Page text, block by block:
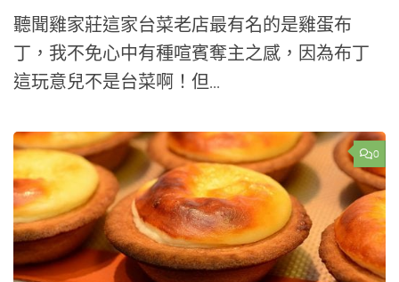
聽聞雞家莊這家台菜老店最有名的是雞蛋布
丁，我不免心中有種喧賓奪主之感，因為布丁
這玩意兒不是台菜啊！但...
0